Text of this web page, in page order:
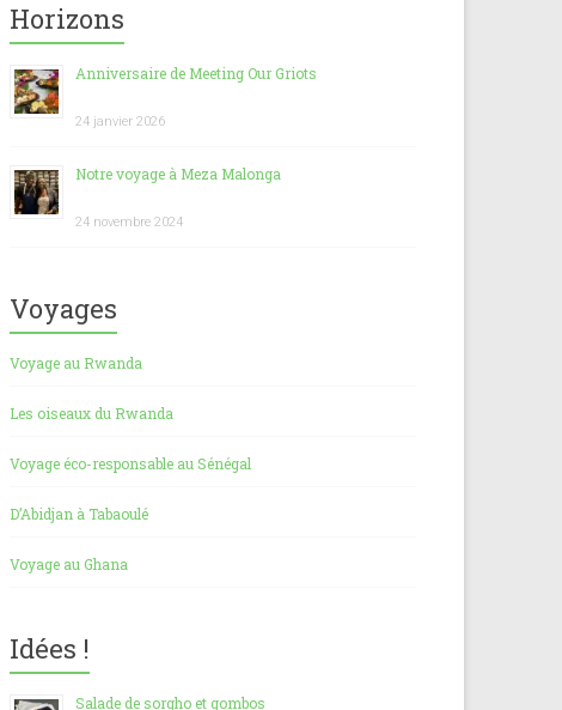
Horizons
Anniversaire de Meeting Our Griots
24 janvier 2026
Notre voyage à Meza Malonga
24 novembre 2024
Voyages
Voyage au Rwanda
Les oiseaux du Rwanda
Voyage éco-responsable au Sénégal
D’Abidjan à Tabaoulé
Voyage au Ghana
Idées !
Salade de sorgho et gombos